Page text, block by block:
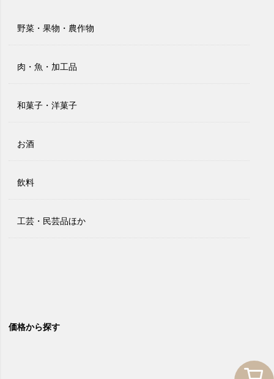
野菜・果物・農作物
肉・魚・加工品
和菓子・洋菓子
お酒
飲料
工芸・民芸品ほか
価格から探す